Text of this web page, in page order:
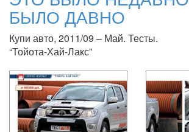
БЫЛО ДАВНО
Купи авто, 2011/09 – Май. Тесты.
“Тойота-Хай-Лакс”